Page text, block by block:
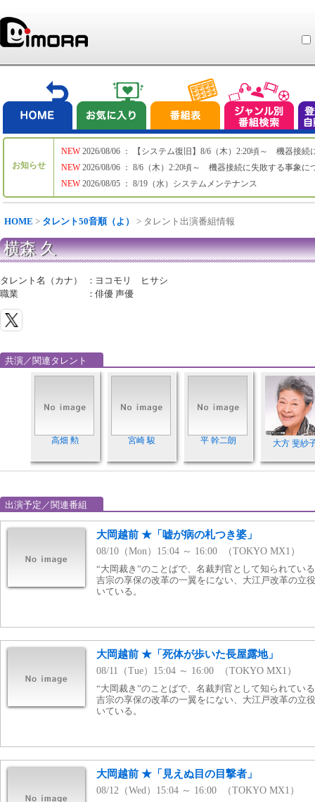
お知らせ
NEW
NEW
NEW
2026/08/06 ： 【システム復旧】8/6（木）2:20頃～ 機器接続
2026/08/06 ： 8/6（木）2:20頃～ 機器接続に失敗する事象に
2026/08/05 ： 8/19（水）システムメンテナンス
HOME > タレント50音順（よ） > タレント出演番組情報
横森 久
タレント名（カナ） ： ヨコモリ ヒサシ
職業
：俳優 声優
共演／関連タレント
高畑 勲 宮崎 駿 平 幹二朗 大方 斐紗
出演予定／関連番組
大岡越前 ★「嘘が病の札つき婆」
08/10（Mon）15:04 ～ 16:00 （TOKYO MX1）
“大岡裁き”のことばで、名裁判官として知られてい
吉宗の享保の改革の一翼をにない、大江戸改革の立
いている。
大岡越前 ★「死体が歩いた長屋露地」
08/11（Tue）15:04 ～ 16:00 （TOKYO MX1）
“大岡裁き”のことばで、名裁判官として知られてい
吉宗の享保の改革の一翼をにない、大江戸改革の立
いている。
大岡越前 ★「見えぬ目の目撃者」
08/12（Wed）15:04 ～ 16:00 （TOKYO MX1）